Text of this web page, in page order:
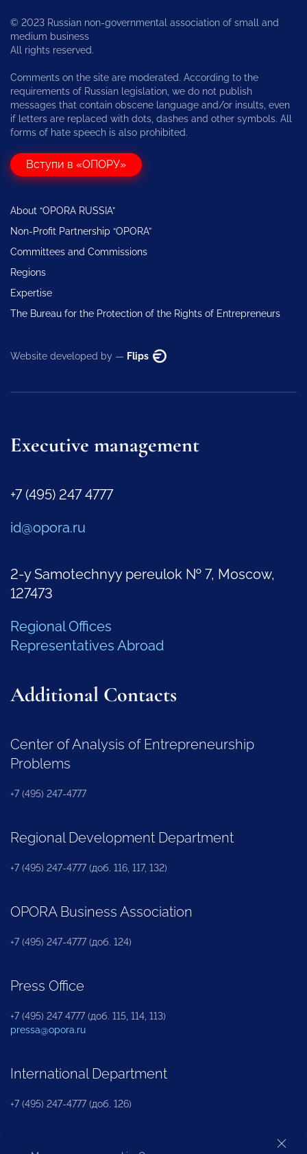
© 2023 Russian non-governmental association of small and
medium business
All rights reserved.
Comments on the site are moderated. According to the
requirements of Russian legislation, we do not publish
messages that contain obscene language and/or insults, even
if letters are replaced with dots, dashes and other symbols. All
forms of hate speech is also prohibited.
Вступи в «ОПОРУ»
About “OPORA RUSSIA”
Non-Profit Partnership “OPORA”
Committees and Commissions
Regions
Expertise
The Bureau for the Protection of the Rights of Entrepreneurs
Website developed by — Flips
Executive management
+7 (495) 247 4777
id@opora.ru
2-y Samotechnyy pereulok № 7, Moscow,
127473
Regional Offices
Representatives Abroad
Additional Contacts
Center of Analysis of Entrepreneurship
Problems
+7 (495) 247-4777
Regional Development Department
+7 (495) 247-4777 (доб. 116, 117, 132)
OPORA Business Association
+7 (495) 247-4777 (доб. 124)
Press Office
+7 (495) 247 4777 (доб. 115, 114, 113)
pressa@opora.ru
International Department
+7 (495) 247-4777 (доб. 126)
Business and Investment Rights Protection